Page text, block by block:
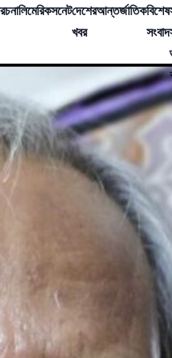
লিমেরিকসনেটদেশের
খবর
আন্তর্জাতিকবিশেষ
সংবাদ